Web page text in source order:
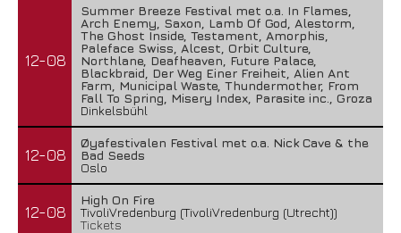
12-08
Summer Breeze Festival met o.a. In Flames,
Arch Enemy, Saxon, Lamb Of God, Alestorm,
The Ghost Inside, Testament, Amorphis,
Paleface Swiss, Alcest, Orbit Culture,
Northlane, Deafheaven, Future Palace,
Blackbraid, Der Weg Einer Freiheit, Alien Ant
Farm, Municipal Waste, Thundermother, From
Fall To Spring, Misery Index, Parasite inc., Groza
Dinkelsbühl
12-08
Øyafestivalen Festival met o.a. Nick Cave & the
Bad Seeds
Oslo
12-08
High On Fire
TivoliVredenburg (TivoliVredenburg (Utrecht))
Tickets